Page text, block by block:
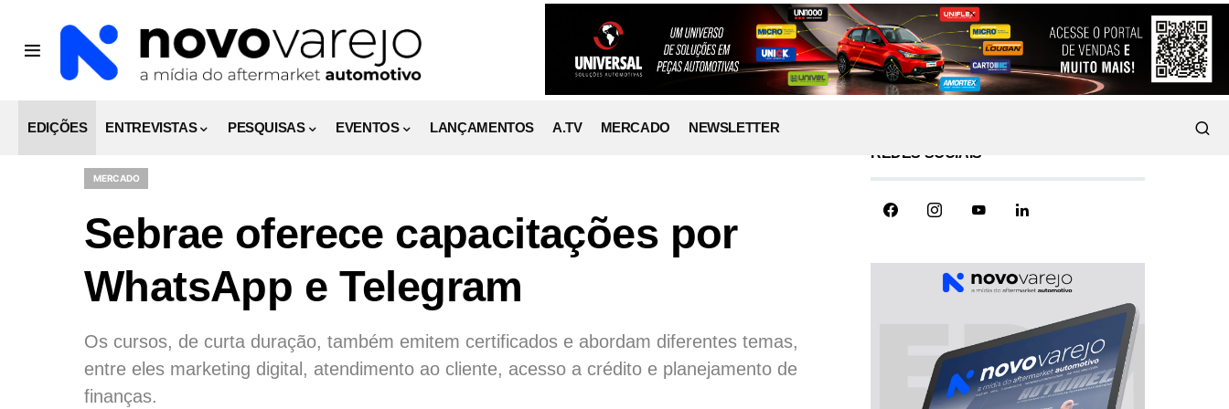
EDIÇÕES ENTREVISTAS PESQUISAS EVENTOS LANÇAMENTOS A.TV MERCADO NEWSLETTER
MERCADO
Sebrae oferece capacitações por
WhatsApp e Telegram
Os cursos, de curta duração, também emitem certificados e abordam diferentes temas,
entre eles marketing digital, atendimento ao cliente, acesso a crédito e planejamento de
finanças.
REDES SOCIAIS